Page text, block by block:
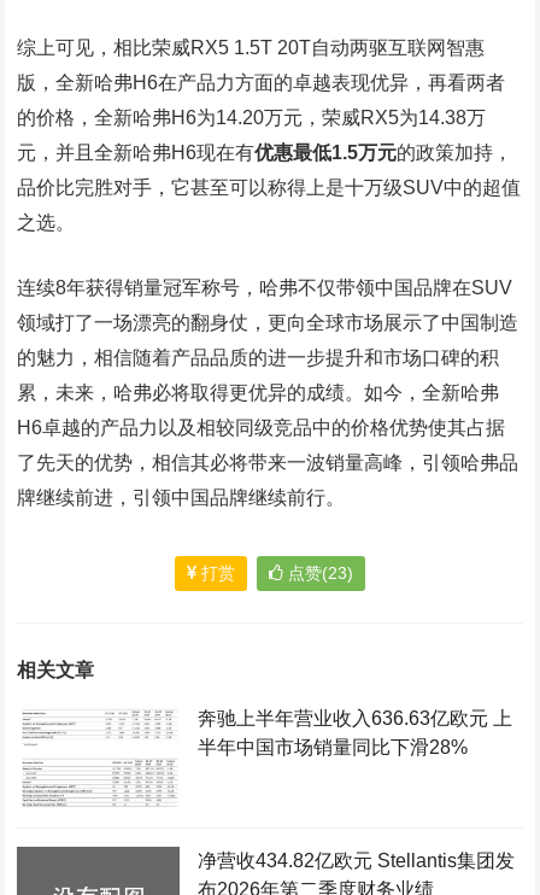
综上可见，相比荣威RX5 1.5T 20T自动两驱互联网智惠
版，全新哈弗H6在产品力方面的卓越表现优异，再看两者
的价格，全新哈弗H6为14.20万元，荣威RX5为14.38万
元，并且全新哈弗H6现在有优惠最低1.5万元的政策加持，
品价比完胜对手，它甚至可以称得上是十万级SUV中的超值
之选。
连续8年获得销量冠军称号，哈弗不仅带领中国品牌在SUV
领域打了一场漂亮的翻身仗，更向全球市场展示了中国制造
的魅力，相信随着产品品质的进一步提升和市场口碑的积
累，未来，哈弗必将取得更优异的成绩。如今，全新哈弗
H6卓越的产品力以及相较同级竞品中的价格优势使其占据
了先天的优势，相信其必将带来一波销量高峰，引领哈弗品
牌继续前进，引领中国品牌继续前行。
打赏 点赞(23)
相关文章
奔驰上半年营业收入636.63亿欧元 上
半年中国市场销量同比下滑28%
净营收434.82亿欧元 Stellantis集团发
布2026年第二季度财务业绩